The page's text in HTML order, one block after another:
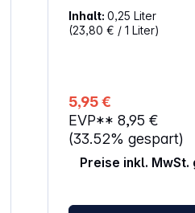
Bildschirme von
Computern, Laptops,
Glasflächen von z.B.
Kopierern und Scannern
Alkoholfreies
Inhalt:0,25 Liter
(23,80 € / 1 Liter)
5,95 €
EVP**8,95 €
(33.52% gespart)
Preise inkl.